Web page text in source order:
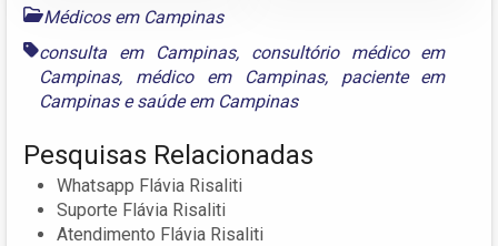
Médicos em Campinas
consulta em Campinas, consultório médico em
Campinas, médico em Campinas, paciente em
Campinasesaúde em Campinas
Pesquisas Relacionadas
Whatsapp Flávia Risaliti
Suporte Flávia Risaliti
Atendimento Flávia Risaliti